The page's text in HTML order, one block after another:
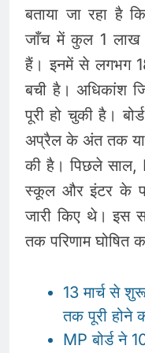
बताया जा रहा है
जाँच में कुल 1 लाख
हैं। इनमें से लगभग
बची है। अधिकांश
पूरी हो चुकी है।
अप्रैल के अंत तक या
की है। पिछले साल,
स्कूल और इंटर के
जारी किए थे। इस
तक परिणाम घोषित
13 मार्च से
तक पूरी होने
MP बोर्ड ने